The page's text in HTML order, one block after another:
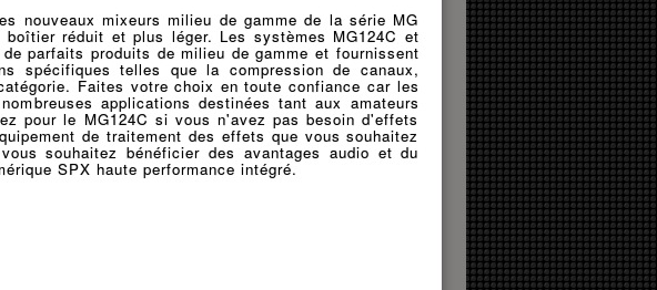
nouveaux mixeurs milieu de gamme de la série MG
réduit et plus léger. Les systèmes MG124C et
parfaits produits de milieu de gamme et fournissent
spécifiques telles que la compression de canaux,
Faites votre choix en toute confiance car les
applications destinées tant aux amateurs
pour le MG124C si vous n'avez pas besoin d'effets
de traitement des effets que vous souhaitez
souhaitez bénéficier des avantages audio et du
SPX haute performance intégré.